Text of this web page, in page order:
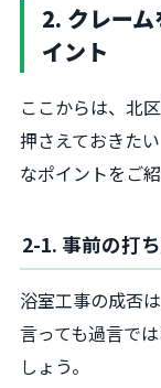
2. クレー
イント
ここからは、北
押さえておきた
なポイントをご紹
2-1. 事前の打
浴室工事の成否
言っても過言で
しょう。